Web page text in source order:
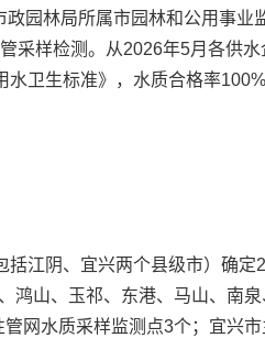
园林局所属市园林和公用事
采样检测。从2026年5月各供
卫生标准》，水质合格率100%
阴、宜兴两个县级市）确定
山、玉祁、东港、马山、南
网水质采样监测点3个；宜兴